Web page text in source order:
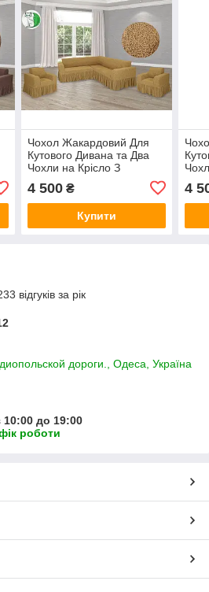
Чохол Жакардовий Для
Кутового Дивана та Два
Чохли на Крісло З
оборкою медовий Venera
універсальний
4 500₴
Купити
4
відгуків за рік
дороги., Одеса, Україна
10:00 до 19:00
роботи